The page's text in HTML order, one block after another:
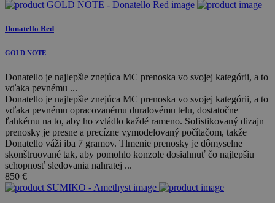
Donatello Red
GOLD NOTE
Donatello je najlepšie znejúca MC prenoska vo svojej kategórii, a to
vďaka pevnému ...
Donatello je najlepšie znejúca MC prenoska vo svojej kategórii, a to
vďaka pevnému opracovanému duralovému telu, dostatočne
ľahkému na to, aby ho zvládlo každé rameno. Sofistikovaný dizajn
prenosky je presne a precízne vymodelovaný počítačom, takže
Donatello váži iba 7 gramov. Tlmenie prenosky je dômyselne
skonštruované tak, aby pomohlo konzole dosiahnuť čo najlepšiu
schopnosť sledovania nahratej ...
850 €